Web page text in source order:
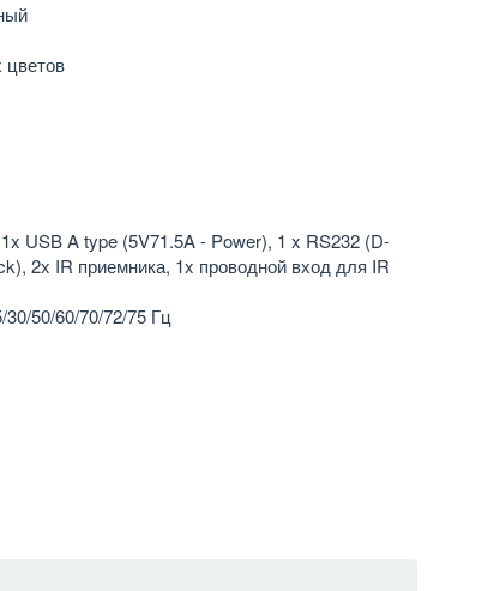
цветов
USB A type (5V71.5A - Power), 1 x RS232 (D-
2x IR приемника, 1x проводной вход для IR
50/60/70/72/75 Гц